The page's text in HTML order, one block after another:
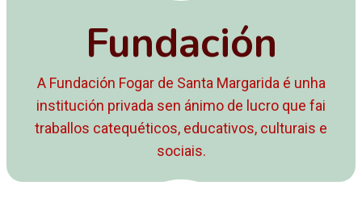
Fundación
A Fundación Fogar de Santa Margarida é unha
institución privada sen ánimo de lucro que fai
traballos catequéticos, educativos, culturais e
sociais.